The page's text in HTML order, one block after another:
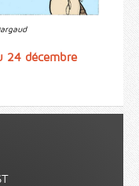
24 décembre